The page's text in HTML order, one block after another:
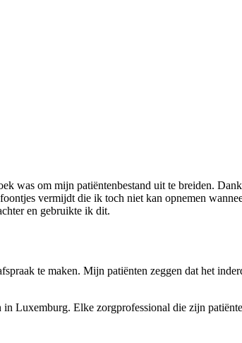
was om mijn patiëntenbestand uit te breiden.
vermijdt die ik toch niet kan opnemen
en gebruikte ik dit.
te maken. Mijn patiënten zeggen dat het
Luxemburg. Elke zorgprofessional die zijn